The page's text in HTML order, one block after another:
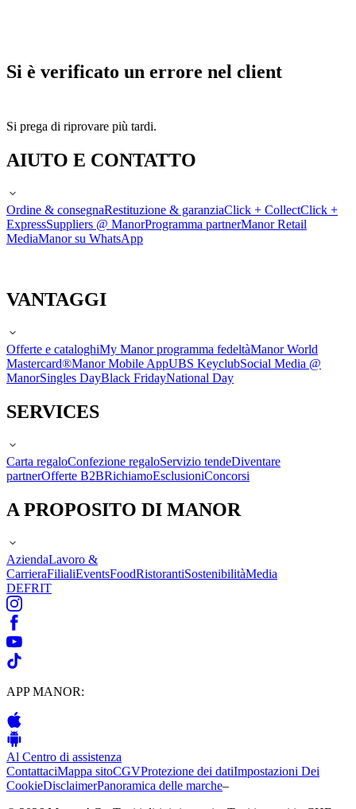
Si è verificato un errore nel client
Si prega di riprovare più tardi.
AIUTO E CONTATTO
Ordine & consegnaRestituzione & garanziaClick + CollectClick +
ExpressSuppliers @ ManorProgramma partnerManor Retail
MediaManor su WhatsApp
VANTAGGI
Offerte e cataloghiMy Manor programma fedeltàManor World
Mastercard®Manor Mobile AppUBS KeyclubSocial Media @
ManorSingles DayBlack FridayNational Day
SERVICES
Carta regaloConfezione regaloServizio tendeDiventare
partnerOfferte B2BRichiamoEsclusioniConcorsi
A PROPOSITO DI MANOR
AziendaLavoro &
CarrieraFilialiEventsFoodRistorantiSostenibilitàMedia
DEFRIT
APP MANOR:
Al Centro di assistenza
ContattaciMappa sitoCGVProtezione dei datiImpostazioni Dei
CookieDisclaimerPanoramica delle marche–